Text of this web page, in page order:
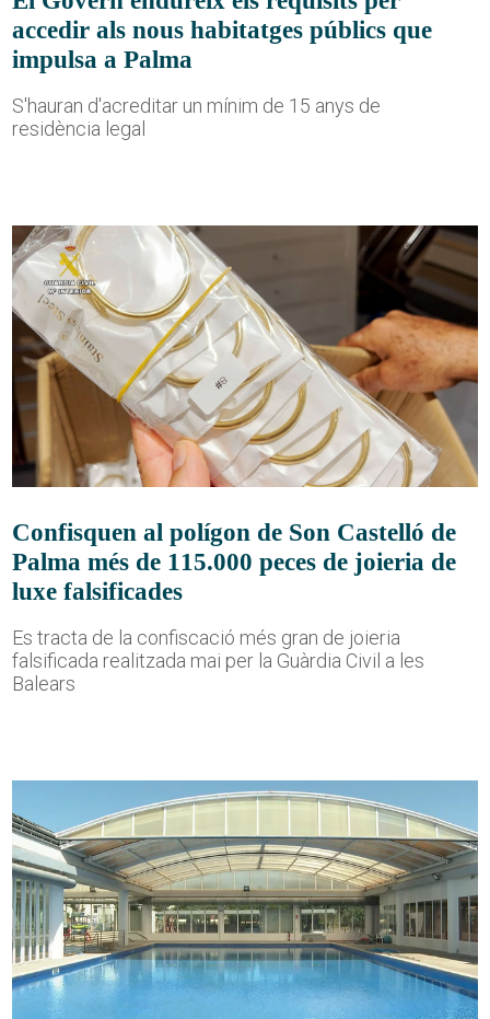
accedir als nous habitatges públics que
impulsa a Palma
S'hauran d'acreditar un mínim de 15 anys de
residència legal
Confisquen al polígon de Son Castelló de
Palma més de 115.000 peces de joieria de
luxe falsificades
Es tracta de la confiscació més gran de joieria
falsificada realitzada mai per la Guàrdia Civil a les
Balears